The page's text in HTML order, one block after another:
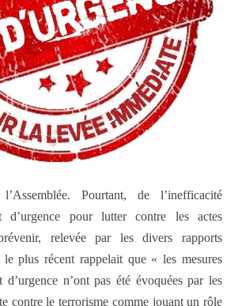
Pourtant, de l’inefficacité
d’urgence pour lutter contre les actes
relevée par les divers rapports
le plus récent rappelait que « les mesures
d’urgence n’ont pas été évoquées par les
contre le terrorisme comme jouant un rôle